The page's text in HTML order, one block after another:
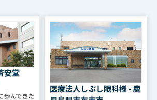
HDTV 3値SYNC
1系統
安堂
歩んできた
医療法人しぶし眼科様 - 鹿